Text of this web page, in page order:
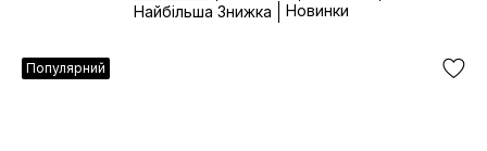
Найбільша Знижка
Новинки
Популярний